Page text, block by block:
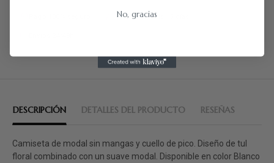
Cambios gratis 15 días
DESCRIPCIÓN DETALLES DEL PRODUCTO RESEÑAS
Camiseta de modal sin mangas y cuello de pico. Diseño de tul
floral combinado con un suave modal. Disponible en color Blanco
No, gracias